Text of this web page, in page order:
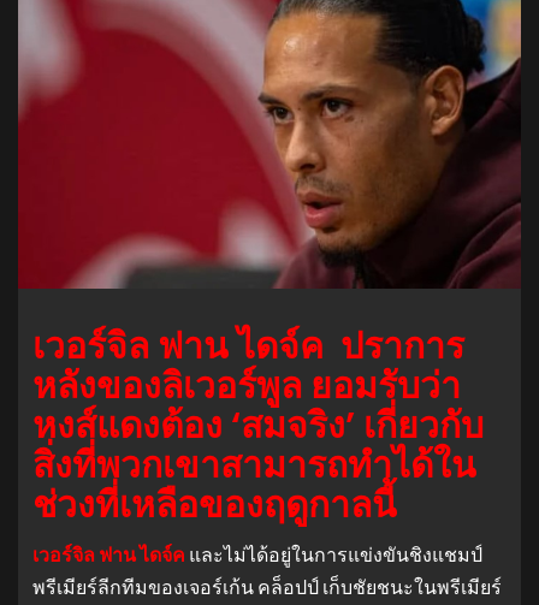
เวอร์จิล ฟาน ไดจ์ค ปราการ
หลังของลิเวอร์พูล ยอมรับว่า
หงส์แดงต้อง ‘สมจริง’ เกี่ยวกับ
สิ่งที่พวกเขาสามารถทำได้ใน
ช่วงที่เหลือของฤดูกาลนี้
เวอร์จิล ฟาน ไดจ์ค และไม่ได้อยู่ในการแข่งขันชิงแชมป์
พรีเมียร์ลีกทีมของเจอร์เก้น คล็อปป์ เก็บชัยชนะในพรีเมียร์